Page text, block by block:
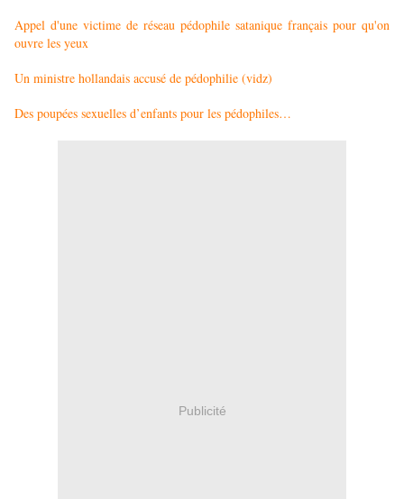
Appel d'une victime de réseau pédophile satanique français pour qu'on
ouvre les yeux
Un ministre hollandais accusé de pédophilie (vidz)
Des poupées sexuelles d’enfants pour les pédophiles…
Publicité